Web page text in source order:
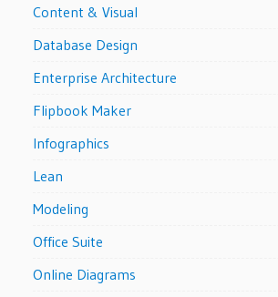
Content & Visual
Database Design
Enterprise Architecture
Flipbook Maker
Infographics
Lean
Modeling
Office Suite
Online Diagrams